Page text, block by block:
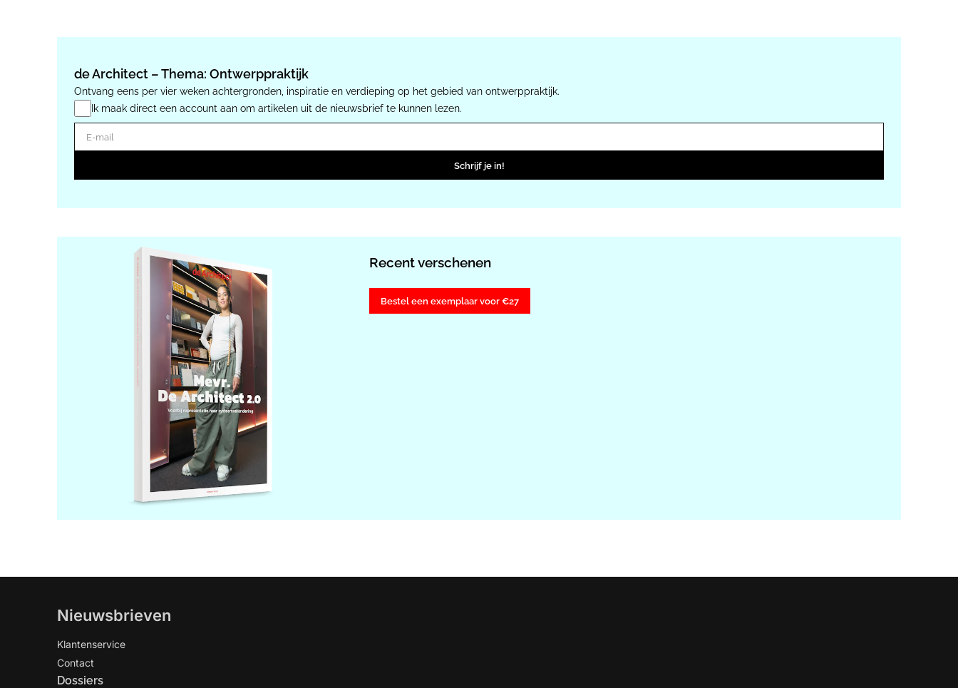
de Architect – Thema: Ontwerppraktijk
Ontvang eens per vier weken achtergronden, inspiratie en verdieping op het gebied van ontwerppraktijk.
Ik maak direct een account aan om artikelen uit de nieuwsbrief te kunnen lezen.
E-mail
Schrijf je in!
Recent verschenen
Bestel een exemplaar voor €27
Nieuwsbrieven
Klantenservice
Contact
Dossiers